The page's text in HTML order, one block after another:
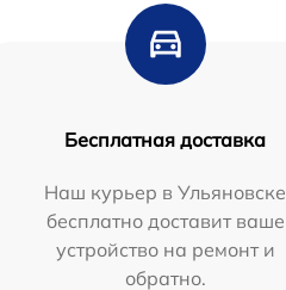
Бесплатная доставка
Наш курьер в Ульяновске
бесплатно доставит ваше
устройство на ремонт и
обратно.